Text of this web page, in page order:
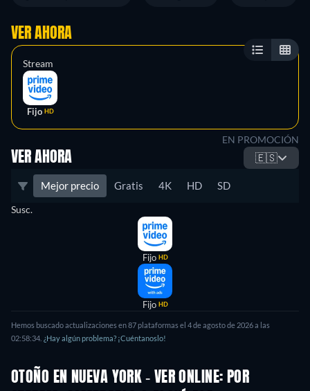
VER AHORA
Stream
Fijo HD
EN PROMOCIÓN
VER AHORA 🇪🇸
Mejor precio Gratis 4K HD SD
Susc.
Fijo HD
Fijo HD
Hemos buscado actualizaciones en87plataformas el 4 de agosto de 2026a las
02:58:34 ¿Hay algún problema? ¡Cuéntanoslo!
OTOÑO EN NUEVA YORK - VER ONLINE: POR